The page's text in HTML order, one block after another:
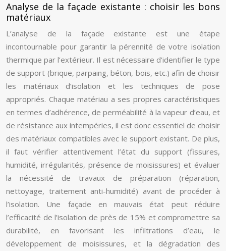
Analyse de la façade existante : choisir les bons
matériaux
L’analyse de la façade existante est une étape
incontournable pour garantir la pérennité de votre isolation
thermique par l’extérieur. Il est nécessaire d’identifier le type
de support (brique, parpaing, béton, bois, etc.) afin de choisir
les matériaux d’isolation et les techniques de pose
appropriés. Chaque matériau a ses propres caractéristiques
en termes d’adhérence, de perméabilité à la vapeur d’eau, et
de résistance aux intempéries, il est donc essentiel de choisir
des matériaux compatibles avec le support existant. De plus,
il faut vérifier attentivement l’état du support (fissures,
humidité, irrégularités, présence de moisissures) et évaluer
la nécessité de travaux de préparation (réparation,
nettoyage, traitement anti-humidité) avant de procéder à
l’isolation. Une façade en mauvais état peut réduire
l’efficacité de l’isolation de près de 15% et compromettre sa
durabilité, en favorisant les infiltrations d’eau, le
développement de moisissures, et la dégradation des